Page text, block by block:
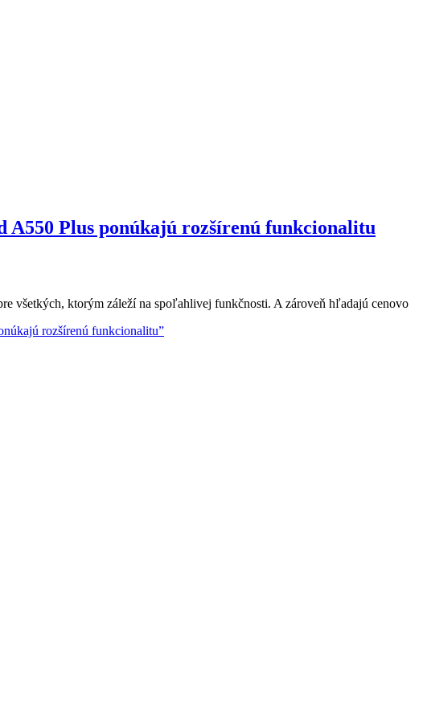
A550 Plus ponúkajú rozšírenú funkcionalitu
všetkých, ktorým záleží na spoľahlivej funkčnosti. A zároveň hľadajú cenovo
rozšírenú funkcionalitu”